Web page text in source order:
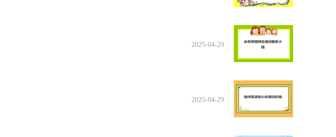
2025-04-29
2025-04-29